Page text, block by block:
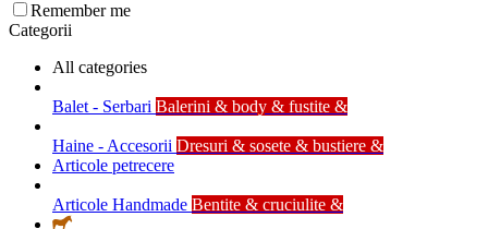
Remember me
Categorii
All categories
Balet - Serbari Balerini & body & fustite &
Haine - Accesorii Dresuri & sosete & bustiere &
Articole petrecere
Articole Handmade Bentite & cruciulite &